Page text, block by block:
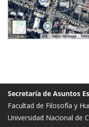
Secretaría de Asuntos
Facultad de Filosofía y
Universidad Nacional de